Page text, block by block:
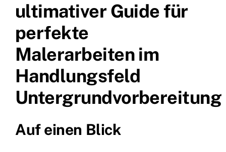
ultimativer Guide für
perfekte
Malerarbeiten im
Handlungsfeld
Untergrundvorbereitung
Auf einen Blick